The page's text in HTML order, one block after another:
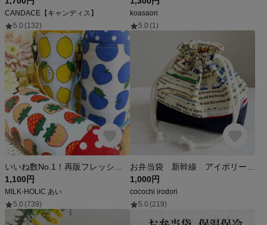
CANDACE【キャンディス】
5.0 (132)
koasaori
5.0 (1)
1,100円
MILK-HOLIC あい
5.0 (739)
1,000円
cocochi irodori
5.0 (219)